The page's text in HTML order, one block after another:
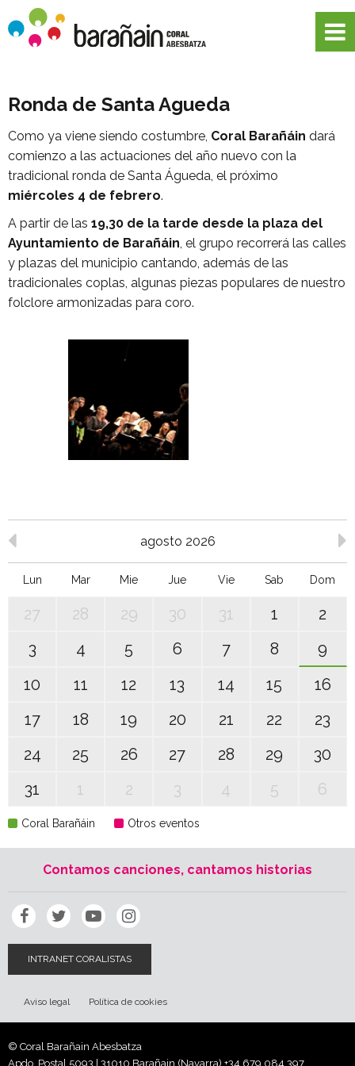
Ronda de Santa Agueda
Como ya viene siendo costumbre, Coral Barañáin dará
comienzo a las actuaciones del año nuevo con la
tradicional ronda de Santa Águeda, el próximo
miércoles 4 de febrero.
A partir de las 19,30 de la tarde desde la plaza del
Ayuntamiento de Barañáin, el grupo recorrerá las calles
y plazas del municipio cantando, además de las
tradicionales coplas, algunas piezas populares de nuestro
folclore armonizadas para coro.
agosto 2026
Lun Mar Mie Jue Vie Sab Dom
27 28 29 30 31 1
2
3
4 5 6 7 8
9
10
11 12 13 14 15
16
17
18 19 20 21 22
23
24
25 26 27 28 29
30
31
1 2 3 4 5 6
Coral Barañáin Otros eventos
Contamos canciones, cantamos historias
INTRANET CORALISTAS
Aviso legal Política de cookies
© Coral Barañain Abesbatza
Apdo. Postal 5093 | 31010 Barañain (Navarra) +34 679 084 397